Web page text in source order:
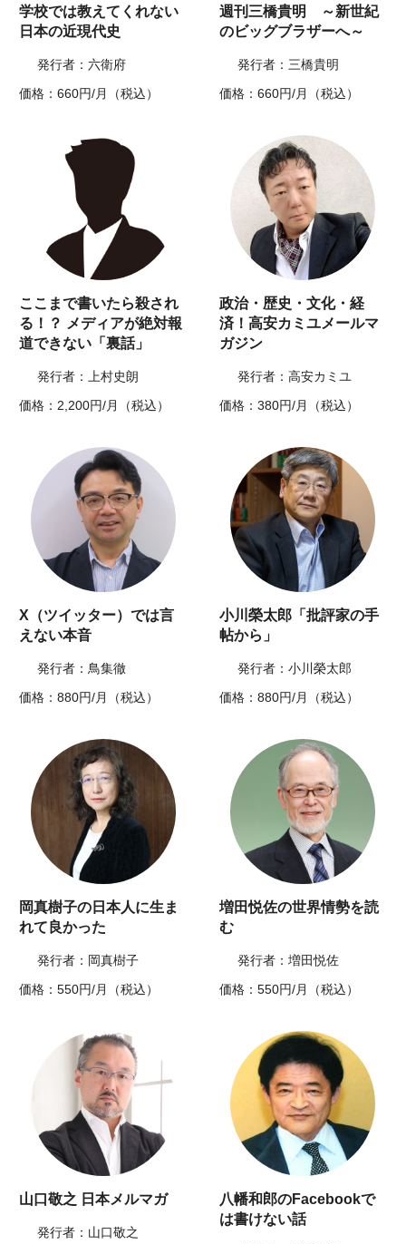
学校では教えてくれない
日本の近現代史
発行者：六衛府
価格：660円/月（税込）
週刊三橋貴明 ～新世紀
のビッグブラザーへ～
発行者：三橋貴明
価格：660円/月（税込）
ここまで書いたら殺され
る！？ メディアが絶対報
道できない「裏話」
発行者：上村史朗
価格：2,200円/月（税込）
政治・歴史・文化・経
済！高安カミユメールマ
ガジン
発行者：高安カミユ
価格：380円/月（税込）
X（ツイッター）では言
えない本音
発行者：鳥集徹
価格：880円/月（税込）
小川榮太郎「批評家の手
帖から」
発行者：小川榮太郎
価格：880円/月（税込）
岡真樹子の日本人に生ま
れて良かった
発行者：岡真樹子
価格：550円/月（税込）
増田悦佐の世界情勢を読
む
発行者：増田悦佐
価格：550円/月（税込）
山口敬之 日本メルマガ
発行者：山口敬之
八幡和郎のFacebookで
は書けない話